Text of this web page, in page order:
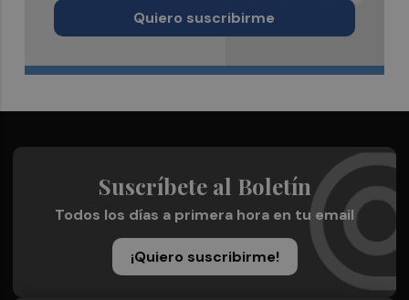
Quiero suscribirme
Suscríbete al Boletín
Todos los días a primera hora en tu email
¡Quiero suscribirme!